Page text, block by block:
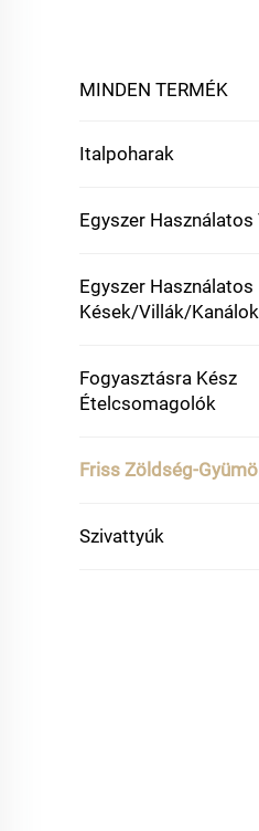
MINDEN TERMÉK
Italpoharak
Egyszer Használatos
Egyszer Használatos
Kések/Villák/Kanálok
Fogyasztásra Kész
Ételcsomagolók
Friss Zöldség-
Szivattyúk